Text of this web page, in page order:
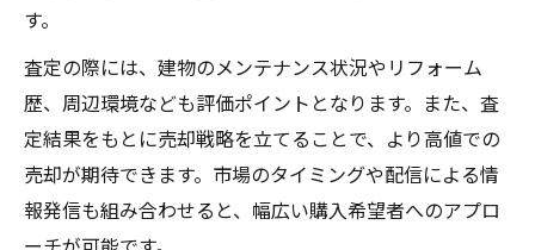
岡崎市の不動産査定と売却戦略の最前線
不動産査定結果を活用した売却タイミング
この一歩で変わる岡崎市の不動産査定活用法
不動産査定で岡崎市の売却結果が変わる理
由
す。
査定の際には、建物のメンテナンス状況やリフォーム
歴、周辺環境なども評価ポイントとなります。また、査
定結果をもとに売却戦略を立てることで、より高値での
売却が期待できます。市場のタイミングや配信による情
報発信も組み合わせると、幅広い購入希望者へのアプロ